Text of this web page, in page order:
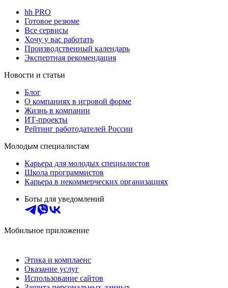
hh PRO
Готовое резюме
Все сервисы
Хочу у вас работать
Производственный календарь
Экспертная рекомендация
Новости и статьи
Блог
О компаниях в игровой форме
Жизнь в компании
ИТ-проекты
Рейтинг работодателей России
Молодым специалистам
Карьера для молодых специалистов
Школа программистов
Карьера в некоммерческих организациях
Боты для уведомлений
Мобильное приложение
Этика и комплаенс
Оказание услуг
Использование сайтов